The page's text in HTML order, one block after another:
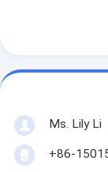
Ms. Lily Li
+86-